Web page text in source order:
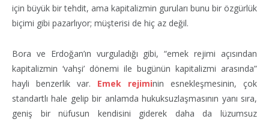
için büyük bir tehdit, ama kapitalizmin guruları bunu bir özgürlük
biçimi gibi pazarlıyor; müşterisi de hiç az değil.
Bora ve Erdoğan’ın vurguladığı gibi, “emek rejimi açısından
kapitalizmin ‘vahşi’ dönemi ile bugünün kapitalizmi arasında”
hayli benzerlik var. Emek rejiminin esnekleşmesinin, çok
standartlı hale gelip bir anlamda hukuksuzlaşmasının yanı sıra,
geniş bir nüfusun kendisini giderek daha da lüzumsuz